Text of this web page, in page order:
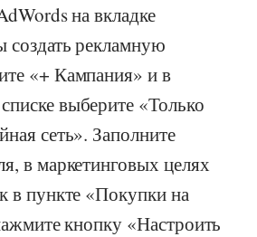
на вкладке
рекламную
«+ Кампания» и в
выберите «Только
сеть». Заполните
в маркетинговых целях
в пункте «Покупки на
кнопку «Настроить